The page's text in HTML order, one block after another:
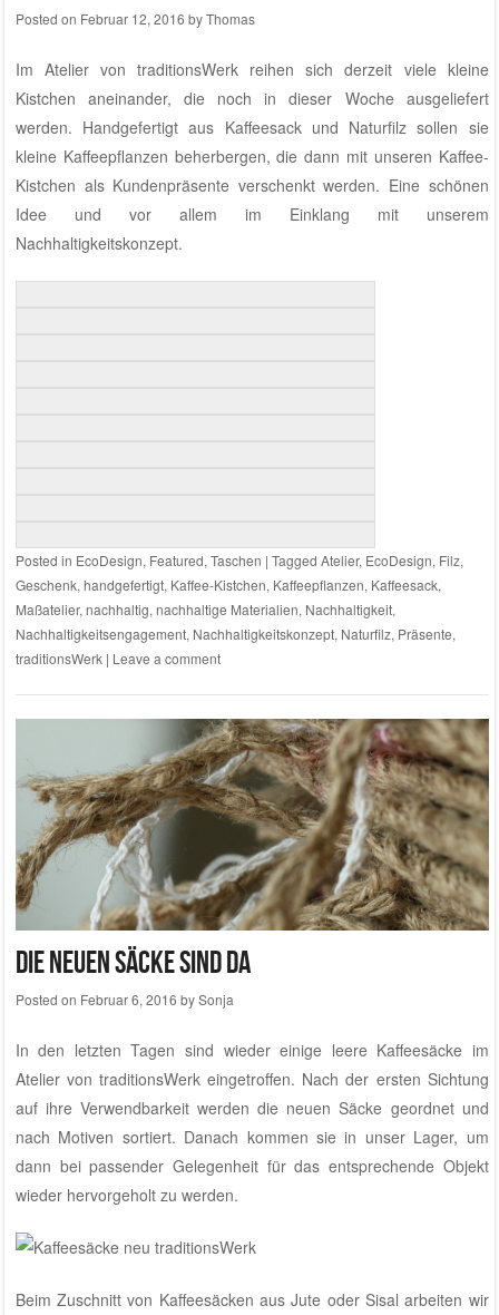
Posted on Februar 12, 2016 byThomas
Im Atelier von traditionsWerk reihen sich derzeit viele kleine
Kistchen aneinander, die noch in dieser Woche ausgeliefert
werden. Handgefertigt aus Kaffeesack und Naturfilz sollen sie
kleine Kaffeepflanzen beherbergen, die dann mit unseren Kaffee-
Kistchen als Kundenpräsente verschenkt werden. Eine schönen
Idee und vor allem im Einklang mit unserem
Nachhaltigkeitskonzept.
Posted in EcoDesign, Featured, Taschen | Tagged Atelier, EcoDesign, Filz,
Geschenk, handgefertigt, Kaffee-Kistchen, Kaffeepflanzen, Kaffeesack,
Maßatelier, nachhaltig, nachhaltige Materialien, Nachhaltigkeit,
Nachhaltigkeitsengagement, Nachhaltigkeitskonzept, Naturfilz, Präsente,
traditionsWerk | Leave a comment
Die neuen Säcke sind da
Posted on Februar 6, 2016 bySonja
In den letzten Tagen sind wieder einige leere Kaffeesäcke im
Atelier von traditionsWerk eingetroffen. Nach der ersten Sichtung
auf ihre Verwendbarkeit werden die neuen Säcke geordnet und
nach Motiven sortiert. Danach kommen sie in unser Lager, um
dann bei passender Gelegenheit für das entsprechende Objekt
wieder hervorgeholt zu werden.
Beim Zuschnitt von Kaffeesäcken aus Jute oder Sisal arbeiten wir